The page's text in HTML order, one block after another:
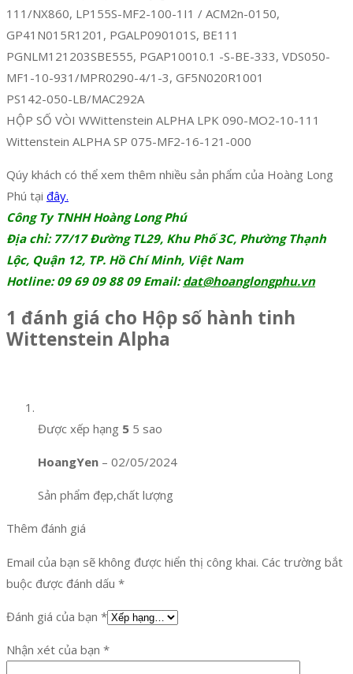
111/NX860, LP155S-MF2-100-1I1 / ACM2n-0150,
GP41N015R1201, PGALP090101S, BE111
PGNLM121203SBE555, PGAP10010.1 -S-BE-333, VDS050-
MF1-10-931/MPR0290-4/1-3, GF5N020R1001
PS142-050-LB/MAC292A
HỘP SỐ VÒI WWittenstein ALPHA LPK 090-MO2-10-111
Wittenstein ALPHA SP 075-MF2-16-121-000
Qúy khách có thể xem thêm nhiều sản phẩm của Hoàng Long
Phú tại đây.
Công Ty TNHH Hoàng Long Phú
Địa chỉ: 77/17 Đường TL29, Khu Phố 3C, Phường Thạnh
Lộc, Quận 12, TP. Hồ Chí Minh, Việt Nam
Hotline: 09 69 09 88 09 Email:dat@hoanglongphu.vn
1 đánh giá cho Hộp số hành tinh
Wittenstein Alpha
Được xếp hạng 5 5 sao
HoangYen – 02/05/2024
Sản phẩm đẹp,chất lượng
Thêm đánh giá
Email của bạn sẽ không được hiển thị công khai. Các trường bắt
buộc được đánh dấu *
Đánh giá của bạn *
Nhận xét của bạn *